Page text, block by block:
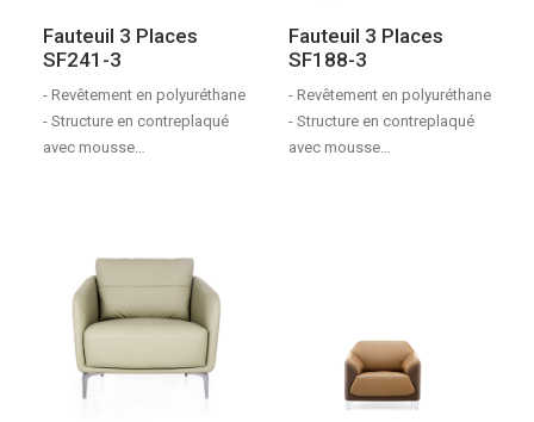
Fauteuil 3 Places
SF241-3
- Revêtement en polyuréthane
- Structure en contreplaqué
avec mousse…
Fauteuil 3 Places
SF188-3
- Revêtement en polyuréthane
- Structure en contreplaqué
avec mousse…